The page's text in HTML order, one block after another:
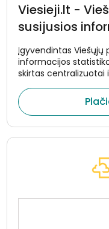
Viesieji.lt -
susijusios
Įgyvendintas Viešųjų
informacijos
skirtas centralizuotai